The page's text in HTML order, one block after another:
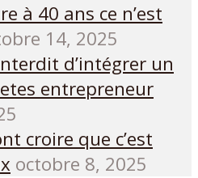
à 40 ans ce n’est
14, 2025
d’intégrer un
entrepreneur
croire que c’est
octobre 8, 2025